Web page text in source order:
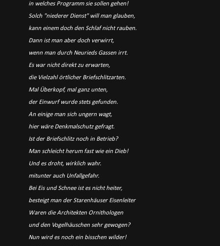
in welches Programm sie sollen gehen!
Solch "niederer Dienst" will man glauben,
kann einem doch den Schlaf nicht rauben.
Dann ist man aber doch verwirrt,
wenn man durch Neurieds Gassen irrt.
Es war nicht direkt zu erwarten,
die Vielzahl örtlicher Briefschlitzarten.
Mal Überkopf, mal ganz unten,
der Einwurf wurde stets gefunden.
An einige man sich ungern wagt,
hier wäre Denkmalschutz gefragt.
Ist der Briefschlitz noch in Betrieb?
Man schleicht herum fast wie ein Dieb!
Und es droht, wirklich wahr.
mitunter auch Unfallgefahr.
Bei Eis und Schnee ist es nicht heiter,
besteigt man der Starenhäuser Eisenleiter
Waren die Architekten Ornithologen
und den Vogelhäuschen sehr gewogen?
Nun wird es noch ein bisschen wilder!